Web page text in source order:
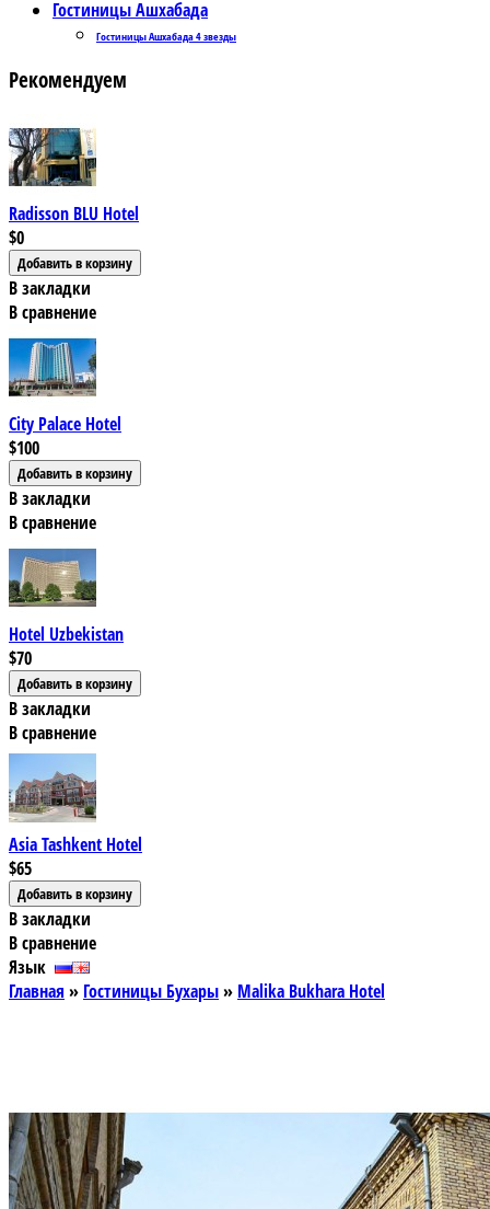
Гостиницы Ашхабада
Гостиницы Ашхабада 4 звезды
Рекомендуем
Radisson BLU Hotel
$0
В закладки
В сравнение
City Palace Hotel
$100
В закладки
В сравнение
Hotel Uzbekistan
$70
В закладки
В сравнение
Asia Tashkent Hotel
$65
В закладки
В сравнение
Язык
Главная » Гостиницы Бухары» Malika Bukhara Hotel